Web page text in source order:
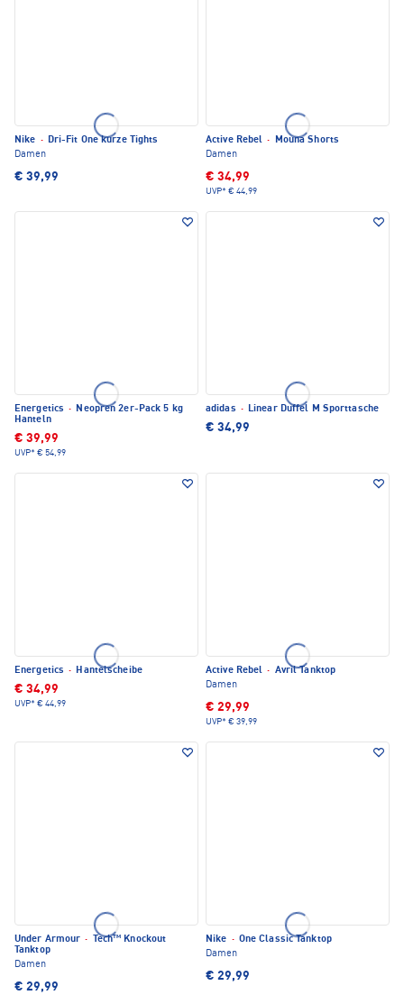
Nike · Dri-Fit One kurze Tights
Damen
€ 39,99
Active Rebel ·
Mouna Shorts
Damen
€ 34,99
UVP* € 44,99
Energetics · Neopren 2er-Pack 5 kg
Hanteln
€ 39,99
UVP* € 54,99
adidas · Linear Duffel M Sporttasche
€ 34,99
Energetics · Hantelscheibe
€ 34,99
UVP* € 44,99
Active Rebel · Avril Tanktop
Damen
€ 29,99
UVP* € 39,99
Under Armour ·
Tech™ Knockout
Tanktop
Damen
€ 29,99
Nike · One Classic Tanktop
Damen
€ 29,99